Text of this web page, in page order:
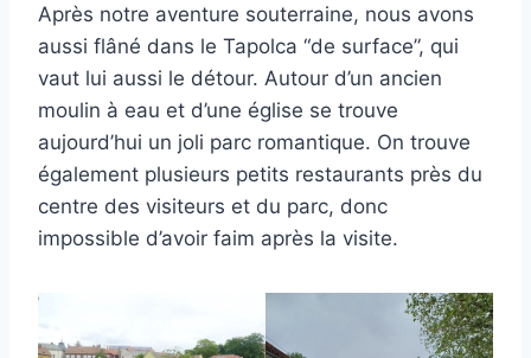
Après notre aventure souterraine, nous avons
aussi flâné dans le Tapolca “de surface”, qui
vaut lui aussi le détour. Autour d’un ancien
moulin à eau et d’une église se trouve
aujourd’hui un joli parc romantique. On trouve
également plusieurs petits restaurants près du
centre des visiteurs et du parc, donc
impossible d’avoir faim après la visite.